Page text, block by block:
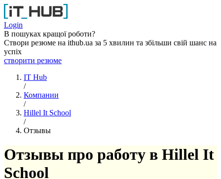
Перейти к основному содержанию
Login
В пошуках кращої роботи?
Створи резюме на ithub.ua за 5 хвилин та збільши свій шанс на
успіх
створити резюме
IT Hub
/
Компании
/
Hillel It School
/
Отзывы
Отзывы про работу в Hillel It
School